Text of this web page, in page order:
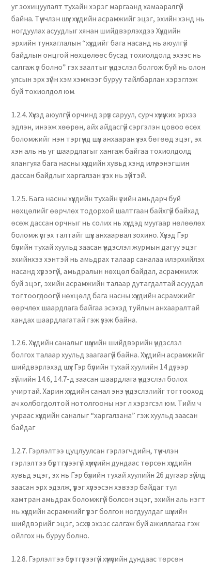
уг зохицуулалт тухайн хэрэг маргаанд хамааралгүй
байна. Түүнчлэн шүүх хүүхдийн асрамжийг эцэг, эхийн хэнд нь
ногдуулах асуудлыг хянан шийдвэрлэхдээ Хүүхдийн
эрхийн тунхаглалын “хүүхдийг бага насанд нь аюулгүй
байдлын онцгой нөхцөлөөс бусад тохиолдолд эхээс нь
салгаж үл болно” гэх заалтыг үндэслэл болгож буй нь олон
улсын эрх зүйн хэм хэмжээг буруу тайлбарлан хэрэглэж
буй тохиолдол юм.
1.2.4. Хүүхэд аюулгүй орчинд эрүүл саруул, сурч хүмүүжих эрхээ
эдлэн, инээж хөөрөн, айх айдасгүй сэргэлэн цовоо өсөх
боломжийг нэн тэргүүнд шүүх анхааран үзэх бөгөөд эцэг, эх
хэн аль нь уг шаардлагыг хангаж байгаа тохиолдолд
ялангуяа бага насны хүүхдийн хувьд хэнд илүү ээнэгшин
дассан байдлыг харгалзан үзэх нь зүйтэй.
1.2.5. Бага насны хүүхдийн тухайн үеийн амьдарч буй
нөхцөлийг өөрчлөх тодорхой шалтгаан байхгүй байхад
өсөж дассан орчныг нь солих нь хүүхдэд муугаар нөлөөлөх
боломж үүсгэх талтайг шүүх анхаарвал зохино. Хүүхэд Гэр
бүлийн тухай хуульд заасан үндэслэл журмын дагуу эцэг
эхийнхээ хэнтэй нь амьдрах талаар саналаа илэрхийлэх
насанд хүрээгүй, амьдралын нөхцөл байдал, асрамжилж
буй эцэг, эхийн асрамжийн талаар дутагдалтай асуудал
тогтоогдоогүй нөхцөлд бага насны хүүхдийн асрамжийг
өөрчлөх шаардлага байгаа эсэхэд туйлын анхааралтай
хандах шаардлагатай гэж үзэж байна.
1.2.6. Хүүхдийн саналыг шүүхийн шийдвэрийн үндэслэл
болгох талаар хуульд заагаагүй байна. Хүүхдийн асрамжийг
шийдвэрлэхэд шүүх Гэр бүлийн тухай хуулийн 14 дүгээр
зүйлийн 14.6, 14.7-д заасан шаардлага үндэслэл болох
учиртай. Харин хүүхдийн санал энэ үндэслэлийг тогтооход
ач холбогдолтой нотолгооны нэг л хэрэгсэл юм. Тийм ч
учраас хүүхдийн саналыг “харгалзана” гэж хуульд заасан
байдаг
1.2.7. Гэрлэлтээ цуцлуулсан гэрлэгчдийн, түүнчлэн
гэрлэлтээ бүртгүүлээгүй хүмүүсийн дундаас төрсөн хүүхдийн
хувьд эцэг, эх нь Гэр бүлийн тухай хуулийн 26 дугаар зүйлд
заасан эрх эдэлж, үүрэг хүлээсэн хэвээр байдаг тул
хамтран амьдрах боломжгүй болсон эцэг, эхийн аль нэгт
нь хүүхдийн асрамжийг үүрэг болгон ногдуулдаг шүүхийн
шийдвэрийг эцэг, эсхүл эхээс салгаж буй ажиллагаа гэж
ойлгох нь буруу болно.
1.2.8. Гэрлэлтээ бүртгүүлээгүй хүмүүсийн дундаас төрсөн